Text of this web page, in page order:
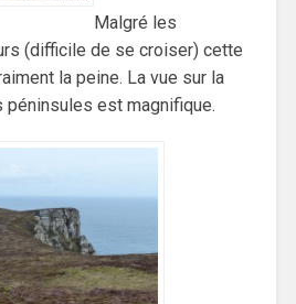
Malgré les
(difficile de se croiser) cette
la peine. La vue sur la
est magnifique.